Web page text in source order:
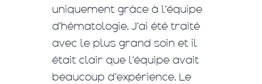
uniquement grâce à l’équipe
d’hématologie. J’ai été traité
avec le plus grand soin et il
était clair que l’équipe avait
beaucoup d’expérience. Le